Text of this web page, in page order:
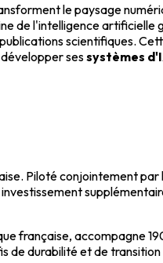
le paysage
de l'intelligence artificielle
scientifiques.
sessystèmes
Piloté conjointement par
française, accompagne
de durabilité et de